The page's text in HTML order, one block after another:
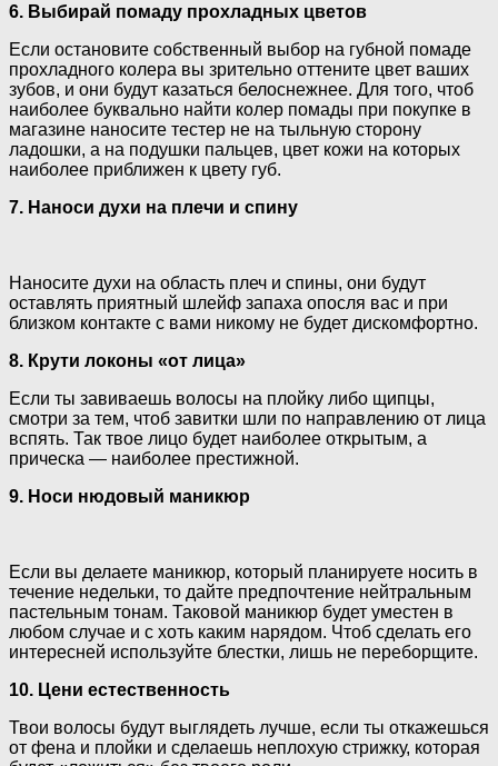
6. Выбирай помаду прохладных цветов
Если остановите собственный выбор на губной помаде
прохладного колера вы зрительно оттените цвет ваших
зубов, и они будут казаться белоснежнее. Для того, чтоб
наиболее буквально найти колер помады при покупке в
магазине наносите тестер не на тыльную сторону
ладошки, а на подушки пальцев, цвет кожи на которых
наиболее приближен к цвету губ.
7. Наноси духи на плечи и спину
Наносите духи на область плеч и спины, они будут
оставлять приятный шлейф запаха опосля вас и при
близком контакте с вами никому не будет дискомфортно.
8. Крути локоны «от лица»
Если ты завиваешь волосы на плойку либо щипцы,
смотри за тем, чтоб завитки шли по направлению от лица
вспять. Так твое лицо будет наиболее открытым, а
прическа — наиболее престижной.
9. Носи нюдовый маникюр
Если вы делаете маникюр, который планируете носить в
течение недельки, то дайте предпочтение нейтральным
пастельным тонам. Таковой маникюр будет уместен в
любом случае и с хоть каким нарядом. Чтоб сделать его
интересней используйте блестки, лишь не переборщите.
10. Цени естественность
Твои волосы будут выглядеть лучше, если ты откажешься
от фена и плойки и сделаешь неплохую стрижку, которая